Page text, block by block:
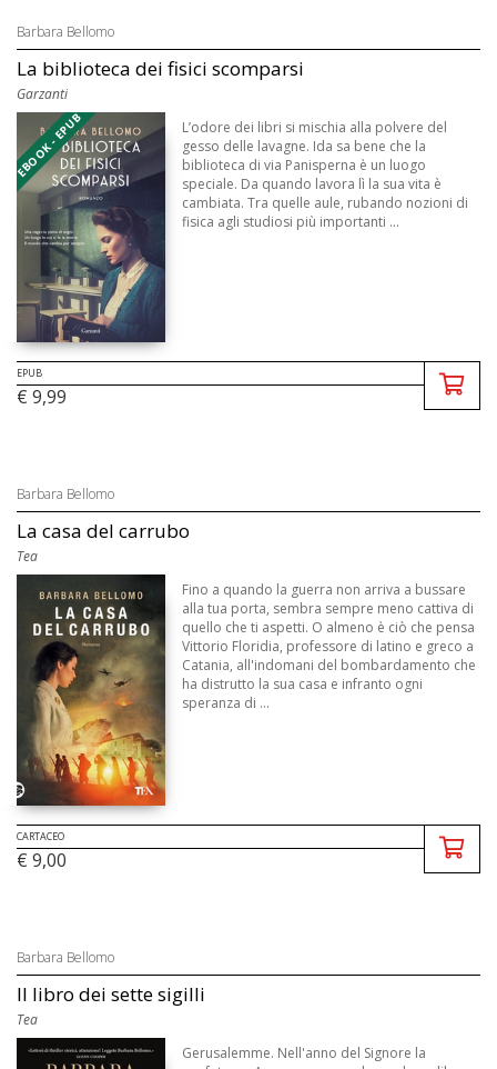
Barbara Bellomo
La biblioteca dei fisici scomparsi
Garzanti
EBOOK - EPUB
L’odore dei libri si mischia alla polvere del
gesso delle lavagne. Ida sa bene che la
biblioteca di via Panisperna è un luogo
speciale. Da quando lavora lì la sua vita è
cambiata. Tra quelle aule, rubando nozioni di
fisica agli studiosi più importanti ...
EPUB
€ 9,99
Barbara Bellomo
La casa del carrubo
Tea
Fino a quando la guerra non arriva a bussare
alla tua porta, sembra sempre meno cattiva di
quello che ti aspetti. O almeno è ciò che pensa
Vittorio Floridia, professore di latino e greco a
Catania, all'indomani del bombardamento che
ha distrutto la sua casa e infranto ogni
speranza di ...
CARTACEO
€ 9,00
Barbara Bellomo
Il libro dei sette sigilli
Tea
Gerusalemme. Nell'anno del Signore la